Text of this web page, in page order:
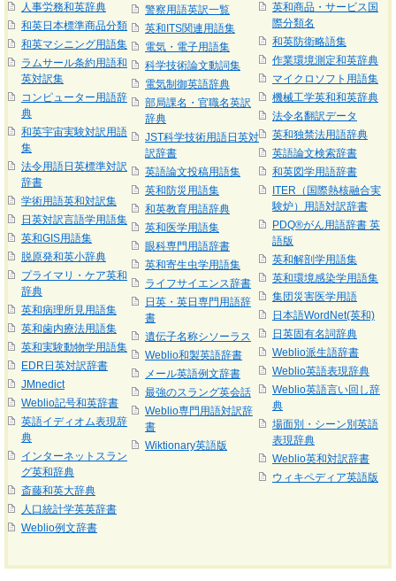
人事労務和英辞典
和英日本標準商品分類
和英マシニング用語集
ラムサール条約用語和
英対訳集
コンピューター用語辞
典
和英宇宙実験対訳用語
集
法令用語日英標準対訳
辞書
学術用語英和対訳集
日英対訳言語学用語集
英和GIS用語集
脱原発和英小辞典
プライマリ・ケア英和
辞典
英和病理所見用語集
英和歯内療法用語集
英和実験動物学用語集
EDR日英対訳辞書
JMnedict
Weblio記号和英辞書
英語イディオム表現辞
典
インターネットスラン
グ英和辞典
斎藤和英大辞典
人口統計学英英辞書
Weblio例文辞書
警察用語英訳一覧
英和ITS関連用語集
電気・電子用語集
科学技術論文動詞集
電気制御英語辞典
部局課名・官職名英訳
辞典
JST科学技術用語日英対
訳辞書
英語論文投稿用語集
英和防災用語集
和英教育用語辞典
英和医学用語集
眼科専門用語辞書
英和寄生虫学用語集
ライフサイエンス辞書
日英・英日専門用語辞
書
遺伝子名称シソーラス
Weblio和製英語辞書
メール英語例文辞書
最強のスラング英会話
Weblio専門用語対訳辞
書
Wiktionary英語版
英和商品・サービス国
際分類名
和英防衛略語集
作業環境測定和英辞典
マイクロソフト用語集
機械工学英和和英辞典
法令名翻訳データ
英和独禁法用語辞典
英語論文検索辞書
和英図学用語辞書
ITER（国際熱核融合実
験炉）用語対訳辞書
PDQ®がん用語辞書 英
語版
英和解剖学用語集
英和環境感染学用語集
集団災害医学用語
日本語WordNet(英和)
日英固有名詞辞典
Weblio派生語辞書
Weblio英語表現辞典
Weblio英語言い回し辞
典
場面別・シーン別英語
表現辞典
Weblio英和対訳辞書
ウィキペディア英語版